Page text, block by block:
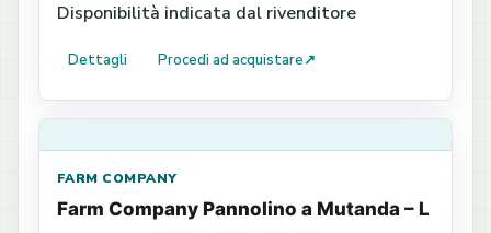
Disponibilità indicata dal rivenditore
Dettagli Procedi ad acquistare↗
FARM COMPANY
Farm Company Pannolino a Mutanda – L